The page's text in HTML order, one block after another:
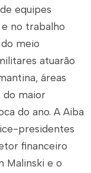
equipes
no trabalho
meio
atuarão
áreas
do maior
do ano. A Aiba
presidentes
financeiro
Malinski e o